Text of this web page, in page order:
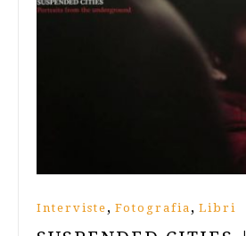
Interviste , Fotografia , Libri